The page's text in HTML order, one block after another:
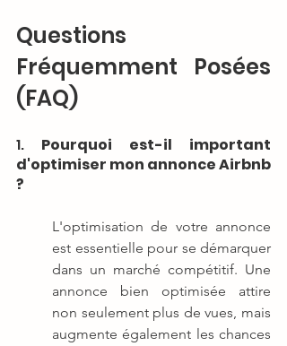
Questions
Fréquemment Posées
(FAQ)
1. Pourquoi est-il important
d'optimiser mon annonce Airbnb
?
L'optimisation de votre annonce
est essentielle pour se démarquer
dans un marché compétitif. Une
annonce bien optimisée attire
non seulement plus de vues, mais
augmente également les chances